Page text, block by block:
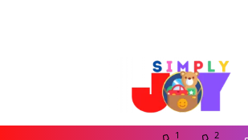
Frumusete, bijuterii, accesorii 1 2